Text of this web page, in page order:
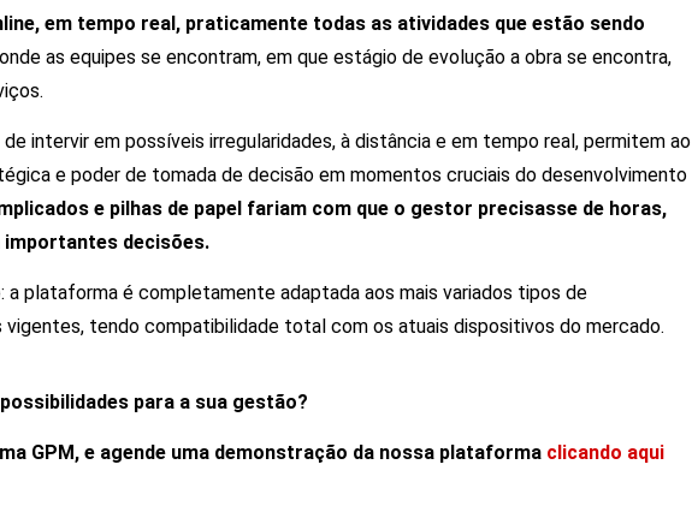
em tempo real, praticamente todas as atividades que estão sendo
onde as equipes se encontram, em que estágio de evolução a obra se encontra,
intervir em possíveis irregularidades, à distância e em tempo real, permitem ao
e poder de tomada de decisão em momentos cruciais do desenvolvimento
e pilhas de papel fariam com que o gestor precisasse de horas,
importantes decisões.
a plataforma é completamente adaptada aos mais variados tipos de
tendo compatibilidade total com os atuais dispositivos do mercado.
para a sua gestão?
GPM, e agende uma demonstração da nossa plataforma clicando aqui